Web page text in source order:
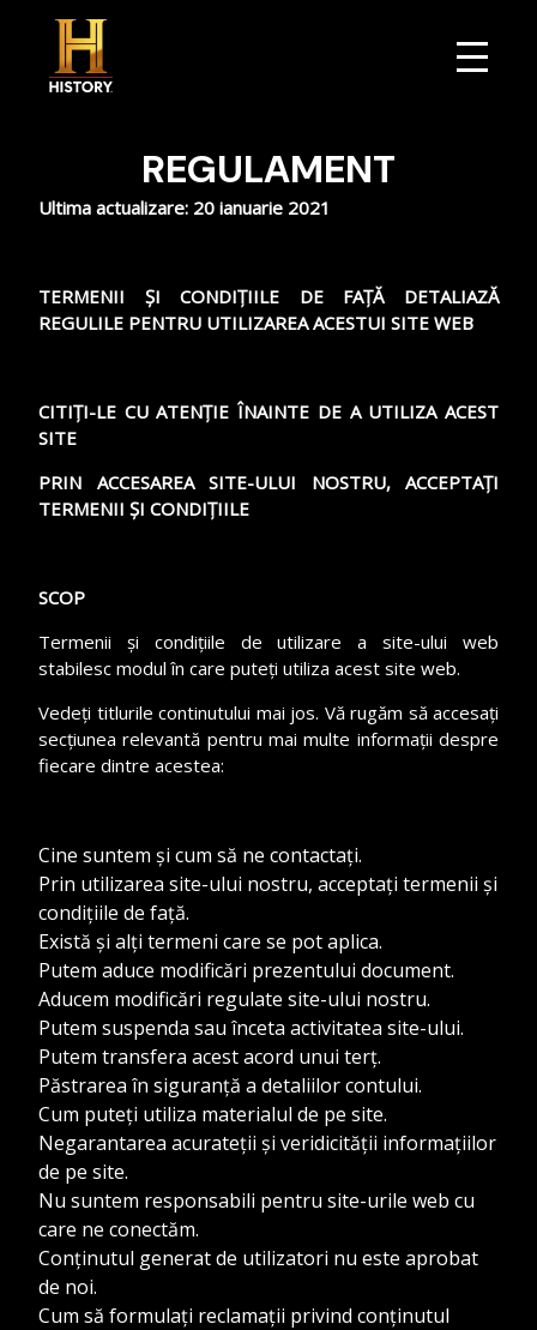
EMISIUNI
PROGRAM TV
JOCURI
CONCURS
REGULAMENT
Ultima actualizare: 20 ianuarie 2021
TERMENII ȘI CONDIȚIILE DE FAȚĂ DETALIAZĂ
REGULILE PENTRU UTILIZAREA ACESTUI SITE WEB
CITIȚI-LE CU ATENȚIE ÎNAINTE DE A UTILIZA ACEST
SITE
PRIN ACCESAREA SITE-ULUI NOSTRU, ACCEPTAȚI
TERMENII ȘI CONDIȚIILE
SCOP
Termenii și condițiile de utilizare a site-ului web
stabilesc modul în care puteți utiliza acest site web.
Vedeți titlurile continutului mai jos. Vă rugăm să accesați
secțiunea relevantă pentru mai multe informații despre
fiecare dintre acestea:
Cine suntem și cum să ne contactați.
Prin utilizarea site-ului nostru, acceptați termenii și
condițiile de față.
Există și alți termeni care se pot aplica.
Putem aduce modificări prezentului document.
Aducem modificări regulate site-ului nostru.
Putem suspenda sau înceta activitatea site-ului.
Putem transfera acest acord unui terț.
Păstrarea în siguranță a detaliilor contului.
Cum puteți utiliza materialul de pe site.
Negarantarea acurateții și veridicității informațiilor
de pe site.
Nu suntem responsabili pentru site-urile web cu
care ne conectăm.
Conținutul generat de utilizatori nu este aprobat
de noi.
Cum să formulați reclamații privind conținutul